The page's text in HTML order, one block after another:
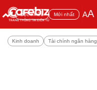
Đọc nhiều Mới nhất AA
Kinh doanh Tài chính ngân hàng